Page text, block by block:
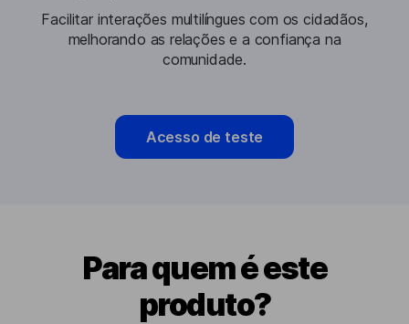
Facilitar interações multilíngues com os cidadãos,
melhorando as relações e a confiança na
comunidade.
Acesso de teste
Para quem é este
produto?